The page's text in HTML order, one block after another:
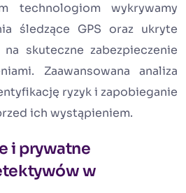
technologiom wykrywamy
śledzące GPS oraz ukryte
skuteczne zabezpieczenie
Zaawansowana analiza
ryzyk i zapobieganie
ich wystąpieniem.
i prywatne
w